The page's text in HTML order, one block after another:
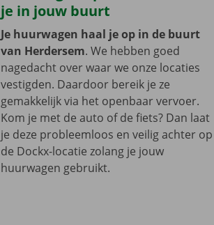
je in jouw buurt
Je huurwagen haal je op in de buurt
van Herdersem. We hebben goed
nagedacht over waar we onze locaties
vestigden. Daardoor bereik je ze
gemakkelijk via het openbaar vervoer.
Kom je met de auto of de fiets? Dan laat
je deze probleemloos en veilig achter op
de Dockx-locatie zolang je jouw
huurwagen gebruikt.